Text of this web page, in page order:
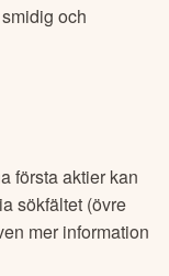
och
första aktier kan
sökfältet (övre
mer information